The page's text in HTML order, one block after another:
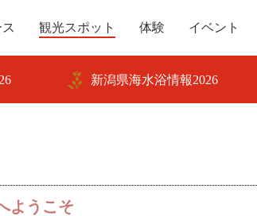
観光スポット 体験 イベント
新潟県海水浴情報2026
ようこそ